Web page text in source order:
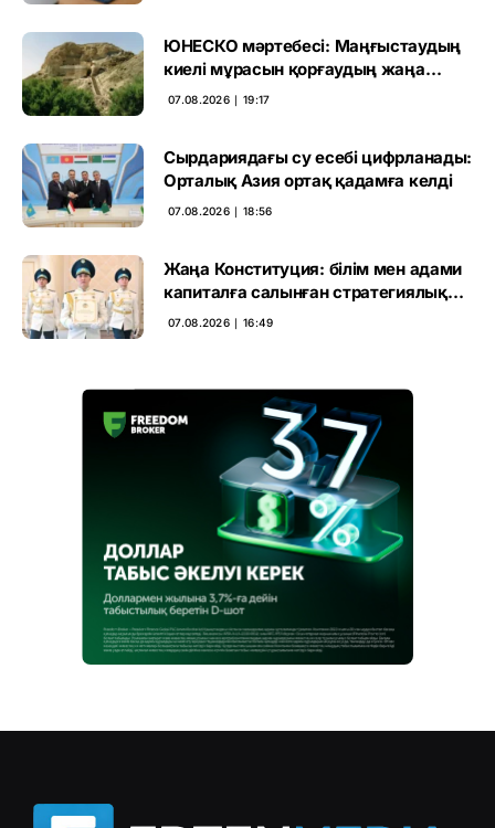
ЮНЕСКО мәртебесі: Маңғыстаудың
киелі мұрасын қорғаудың жаңа
кезеңі басталды
07.08.2026 ∣ 19:17
Сырдариядағы су есебі цифрланады:
Орталық Азия ортақ қадамға келді
07.08.2026 ∣ 18:56
Жаңа Конституция: білім мен адами
капиталға салынған стратегиялық
негіз
07.08.2026 ∣ 16:49